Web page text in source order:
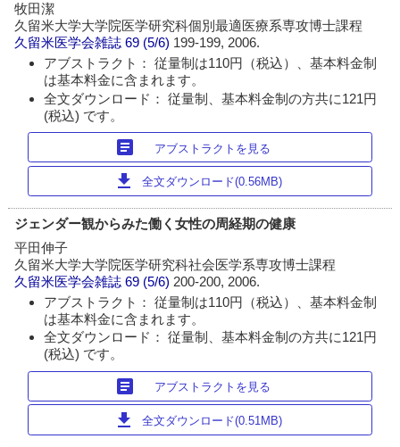
牧田潔
久留米大学大学院医学研究科個別最適医療系専攻博士課程
久留米医学会雑誌 69 (5/6) 199-199, 2006.
アブストラクト： 従量制は110円（税込）、基本料金制
は基本料金に含まれます。
全文ダウンロード： 従量制、基本料金制の方共に121円
(税込) です。
article アブストラクトを見る
download 全文ダウンロード(0.56MB)
ジェンダー観からみた働く女性の周経期の健康
平田伸子
久留米大学大学院医学研究科社会医学系専攻博士課程
久留米医学会雑誌 69 (5/6) 200-200, 2006.
アブストラクト： 従量制は110円（税込）、基本料金制
は基本料金に含まれます。
全文ダウンロード： 従量制、基本料金制の方共に121円
(税込) です。
article アブストラクトを見る
download 全文ダウンロード(0.51MB)